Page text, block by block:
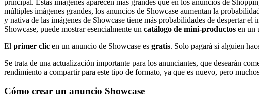
principal. Estas imágenes aparecen más grandes que en los anuncios de
múltiples imágenes grandes, los anuncios de Showcase aumentan la
y nativa de las imágenes de Showcase tiene más probabilidades de despertar
Showcase, puede mostrar esencialmente un catálogo de mini-productos en un
El primer clic en un anuncio de Showcase es gratis. Solo pagará si alguien
Se trata de una actualización importante para los anunciantes, que desearán
rendimiento a compartir para este tipo de formato, ya que es nuevo, pero
Cómo crear un anuncio Showcase